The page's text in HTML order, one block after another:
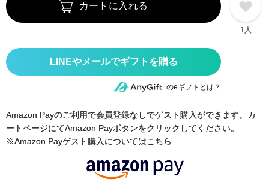
カートに入れる
1人
のeギフトとは？
Amazon Payのご利用で会員登録なしでゲスト購入ができます。カ
ートページにてAmazon Payボタンをクリックしてください。
※Amazon Payゲスト購入についてはこちら